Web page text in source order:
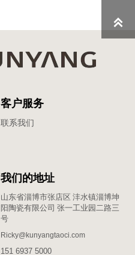
客户服务
联系我们
我们的地址
山东省淄博市张店区 沣水镇淄博坤
阳陶瓷有限公司 张一工业园二路三
号
Ricky@kunyangtaoci.com
151 6937 5000
